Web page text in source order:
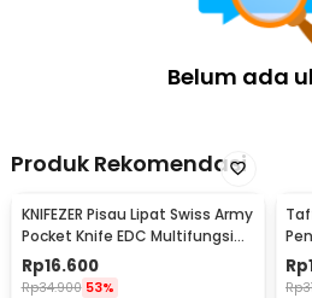
Belum ada
Produk Rekomendasi
KNIFEZER Pisau Lipat Swiss Army
Pocket Knife EDC Multifungsi
11in1 - A3011
Rp16.600
Rp34.900 53%
Rp
Rp